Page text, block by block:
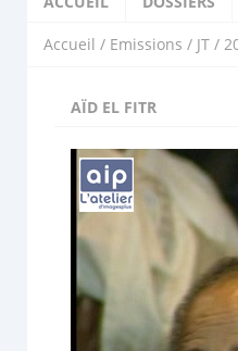
Accueil / Emissions / JT /
AÏD EL FITR